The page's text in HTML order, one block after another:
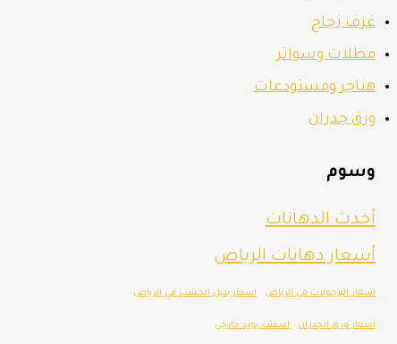
غرف زجاج
مظلات وسواتر
هناجر ومستودعات
ورق جدران
وسوم
أحدث الدهانات
أسعار دهانات الرياض
اسعار البرجولات في الرياض اسعار بديل الخشب في الرياض
اسعار ورق الجدران اسمنت بورد خارجي